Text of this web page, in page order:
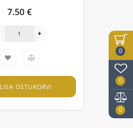
0
0
0
7.50 €
LISA OSTUKORVI